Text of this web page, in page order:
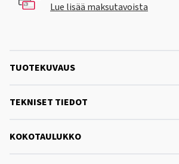
Lue lisää maksutavoista
TUOTEKUVAUS
TEKNISET TIEDOT
KOKOTAULUKKO